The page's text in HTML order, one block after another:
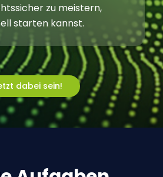
zu meistern,
starten kannst.
tzt dabei sein!